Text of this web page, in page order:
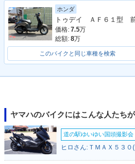
2013年 VOX Limite
d・特別・限定仕様ホンダ
価格: 7.5万
総額: 8万
このバイクと同じ車種を検索
ヤマハのバイクにはこんな人たち
道の駅ゆいゆい国頭撮影会
ヒロさん:ＴＭＡＸ５３０